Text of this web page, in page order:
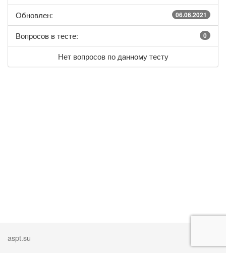
Обновлен: 06.06.2021
Вопросов в тесте: 0
Нет вопросов по данному тесту
aspt.su